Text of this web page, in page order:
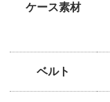
ケース素材
ベルト